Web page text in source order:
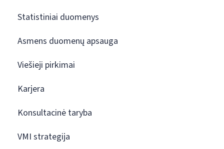
Statistiniai duomenys
Asmens duomenų apsauga
Viešieji pirkimai
Karjera
Konsultacinė taryba
VMI strategija